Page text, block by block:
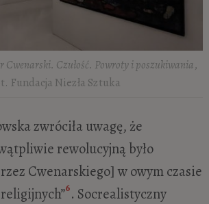
Cwenarski. Czułość. Powroty i poszukiwania,
Fundacja Niezła Sztuka
zwróciła uwagę, że
rewolucyjną było
Cwenarskiego] w owym czasie
6. Socrealistyczny